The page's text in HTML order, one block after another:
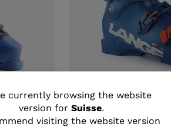
currently browsing the website
version for Suisse.
visiting the website version
Chaussures de ski
CHF 630,00